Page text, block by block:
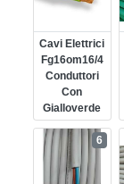
Cavi Elettrici
Fg16om16/4
Conduttori
Con
Gialloverde
6